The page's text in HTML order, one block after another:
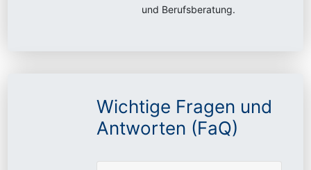
und Berufsberatung.
Wichtige Fragen und
Antworten (FaQ)